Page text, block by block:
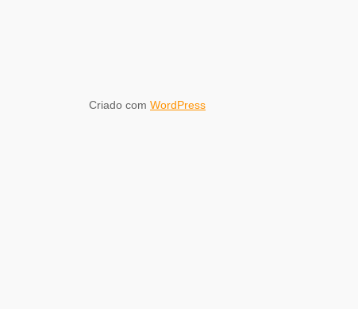
Criado com WordPress